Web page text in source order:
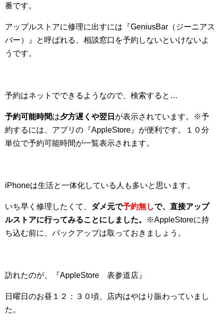
番です。
アップルストアに修理に出すには『GeniusBar（ジーニアス
バー）』と呼ばれる、相談窓口を予約しないといけないよ
うです。
予約はネットでできるようなので、検索すると…
予約可能時間は夕方遅くや翌日 が表示されています。※予
約するには、アプリの『AppleStore』が便利です。１０分
単位で予約可能時間が一覧表示されます。
iPhoneは生活と一体化している人も多いと思います。
いち早く修理したくて、 ダメ元で予約無しで、直接アップ
ルストアに行ってみることにしました。
※AppleStoreに持
ち込む前に、バックアップは取っておきましょう。
訪れたのが、『AppleStore 表参道店』
日曜日のお昼１２：３０頃、店内はやはり賑わっていまし
た。